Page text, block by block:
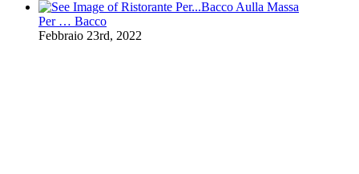
Per … Bacco
Febbraio 23rd, 2022